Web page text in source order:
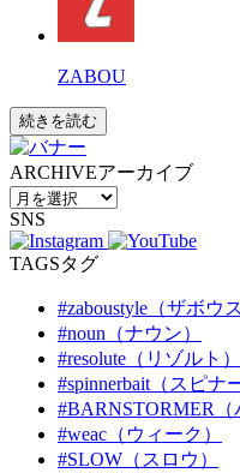
ZABOU
続きを読む
ARCHIVEアーカイブ
SNS
TAGSタグ
#zaboustyle（ザボウ
#noun（ナウン）
#resolute（リゾルト）
#spinnerbait（スピナ
#BARNSTORMER（
#weac（ウィーク）
#SLOW（スロウ）